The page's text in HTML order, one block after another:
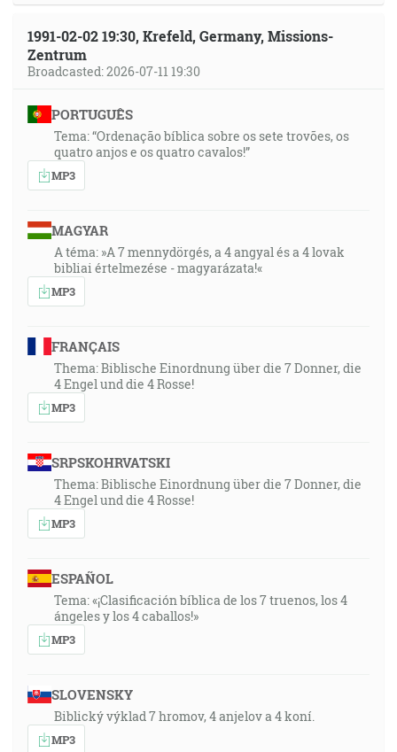
1991-02-02 19:30, Krefeld, Germany, Missions-
Zentrum
Broadcasted: 2026-07-11 19:30
PORTUGUÊS
Tema: “Ordenação bíblica sobre os sete trovões, os
quatro anjos e os quatro cavalos!”
MP3
MAGYAR
A téma: »A 7 mennydörgés, a 4 angyal és a 4 lovak
bibliai értelmezése - magyarázata!«
MP3
FRANÇAIS
Thema: Biblische Einordnung über die 7 Donner, die
4 Engel und die 4 Rosse!
MP3
SRPSKOHRVATSKI
Thema: Biblische Einordnung über die 7 Donner, die
4 Engel und die 4 Rosse!
MP3
ESPAÑOL
Tema: «¡Clasificación bíblica de los 7 truenos, los 4
ángeles y los 4 caballos!»
MP3
SLOVENSKY
Biblický výklad 7 hromov, 4 anjelov a 4 koní.
MP3